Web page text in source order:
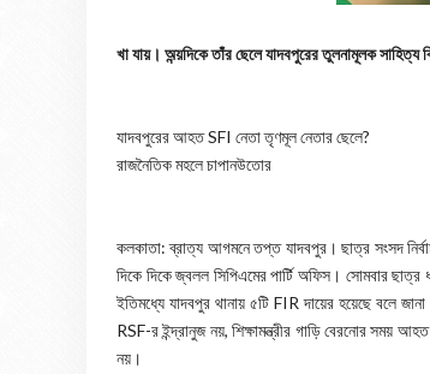
খা যায়। অন্য়দিকে তাঁর ছেলে যাদবপুরের তুলনামূলক
যাদবপুরের আহত SFI নেতা তৃণমূল নেতার ছেলে?
রাজনৈতিক মহলে চাপানউতোর
কলকাতা: ব্রাত্য আগমনে তপ্ত যাদবপুর। ছাত্র সংসদ
দিকে দিকে জ্বলল সিপিএমের পার্টি অফিস। সোমবার
ইতিমধ্যে যাদবপুর থানায় ৫টি FIR দায়ের হয়েছে বলে
RSF-র ইন্দ্রানুজ নয়, শিক্ষামন্ত্রীর গাড়ি বেরনোর
নয়।